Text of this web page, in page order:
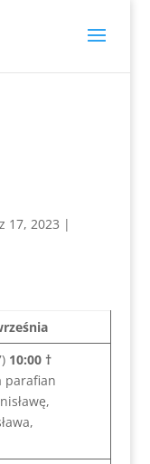
17, 2023 |
10:00 †
parafian